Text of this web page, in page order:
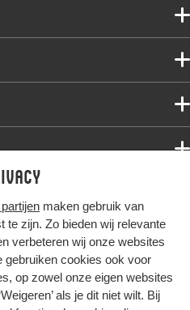
maken gebruik van
te zijn. Zo bieden wij relevante
verbeteren wij onze websites
gebruiken cookies ook voor
op zowel onze eigen websites
als je dit niet wilt. Bij
samen